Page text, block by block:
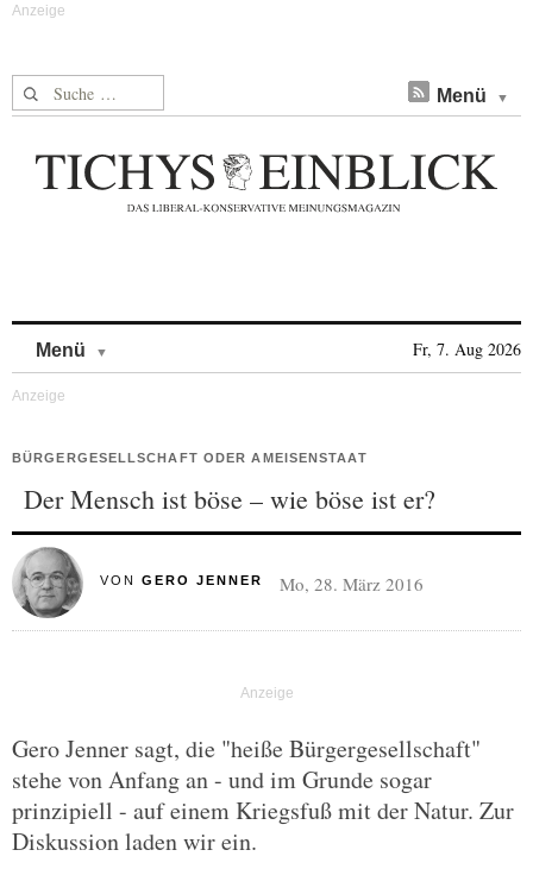
Suche nach: Menü
Menü Fr, 7. Aug 2026
BÜRGERGESELLSCHAFT ODER AMEISENSTAAT
Der Mensch ist böse – wie böse ist er?
VON GERO JENNER Mo, 28. März 2016
Gero Jenner sagt, die "heiße Bürgergesellschaft"
stehe von Anfang an - und im Grunde sogar
prinzipiell - auf einem Kriegsfuß mit der Natur. Zur
Diskussion laden wir ein.